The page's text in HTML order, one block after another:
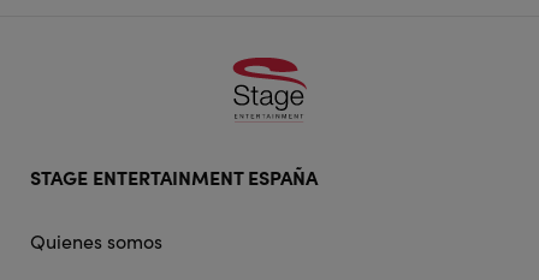
doormat
STAGE ENTERTAINMENT ESPAÑA
Quienes somos